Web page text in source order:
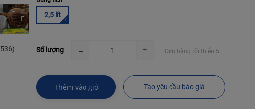
536)
2,5 lít
Số lượng Đơn hàng tối thiểu 5
Thêm vào giỏ Tạo yêu cầu báo giá